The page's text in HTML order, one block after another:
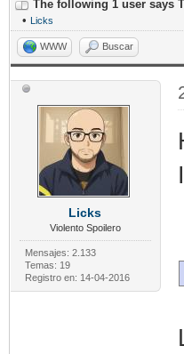
The following 1 user says
• Licks
WWW Buscar
Licks
Violento Spoilero
Mensajes: 2.133
Temas: 19
Registro en: 14-04-2016